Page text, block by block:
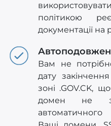
політикою
документації на
Вам не
дату
зоні .GOV.CK,
домен не